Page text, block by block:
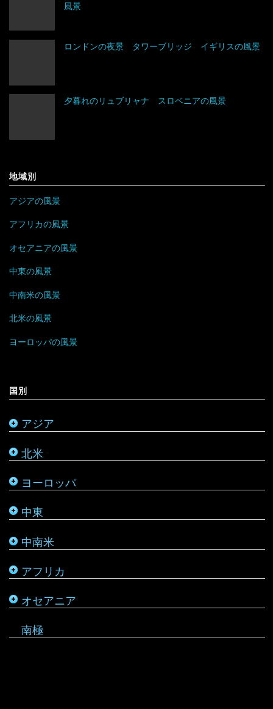
風景
ロンドンの夜景 タワーブリッジ イギリスの風景
夕暮れのリュブリャナ スロベニアの風景
地域別
アジアの風景
アフリカの風景
オセアニアの風景
中東の風景
中南米の風景
北米の風景
ヨーロッパの風景
国別
アジア
パキスタン
ブータン
ベトナム
ボルネオ
マレーシア
モルディブ
北米
カナダ
メキシコ
ヨーロッパ
ブルガリア
ベルギー
マルタ
モナコ
モンテネグロ
リトアニア
ルクセンブルク
ロシア
タタールスタン共和国
中東
イエメン
イスラエル
イラン
クウェート
バーレーン
パレスチナ
ヨルダン
レバノン
中南米
コスタリカ
ジャマイカ
トリニダード・トバゴ
ニカラグア
ハイチ
パラグアイ
ブラジル
ベネズエラ
ベリーズ
ペルー
ボリビア
ホンジュラス
アフリカ
エチオピア
カメルーン
ザンビア
ジンバブエ
スーダン
チュニジア
マダガスカル
マラウイ
南アフリカ
モザンビーク
モロッコ
モーリシャス
ルワンダ
オセアニア
オーストラリア
サモア
ソロモン諸島
トンガ
ニュージーランド
バヌアツ
パラオ
仏領ポリネシア
タヒチ
マーシャル諸島
南極